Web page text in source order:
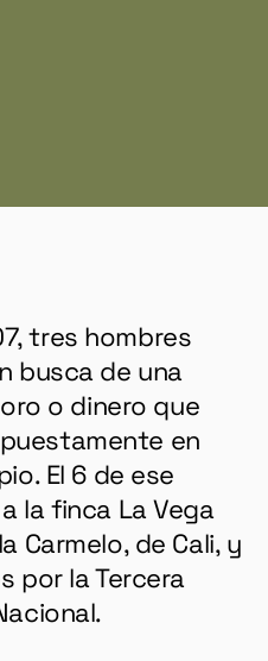
tres hombres
busca de una
o dinero que
en
El 6 de ese
la finca La Vega
Carmelo, de Cali, y
por la Tercera